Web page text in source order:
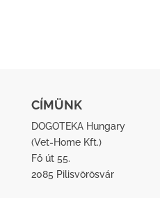
CÍMÜNK
DOGOTEKA Hungary
(Vet-Home Kft.)
Fő út 55.
2085 Pilisvörösvár